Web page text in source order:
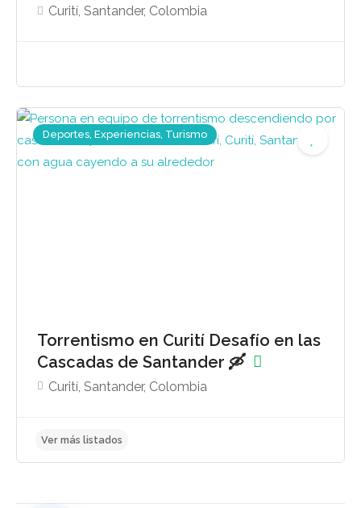
Curití, Santander, Colombia
Deportes, Experiencias, Turismo
Torrentismo en Curití Desafío en las
Cascadas de Santander 🛶
Curití, Santander, Colombia